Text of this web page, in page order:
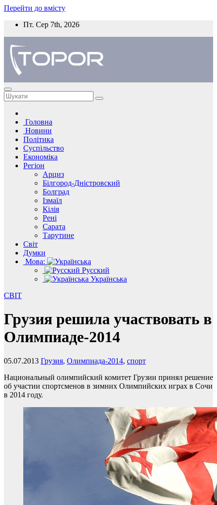
Перейти до вмісту
Пт. Сер 7th, 2026
Головна
Новини
Політика
Суспільство
Економіка
Регіон
Арциз
Білгород-Дністровский
Болград
Ізмаїл
Кілія
Рені
Сарата
Тарутине
Світ
Думки
Мова:
Русский
Українська
СВІТ
Грузия решила участвовать в
Олимпиаде-2014
05.07.2013 Грузия, Олимпиада-2014, спорт
Национальный олимпийский комитет Грузии принял решение
об участии спортсменов в зимних Олимпийских играх в Сочи
в 2014 году.